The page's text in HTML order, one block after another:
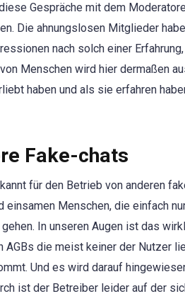
Gespräche mit dem
Die ahnungslosen Mitglieder
nach solch einer
Menschen wird hier dermaßen
haben und als sie erfahren
Fake-chats
für den Betrieb von anderen
Menschen, die einfach
In unseren Augen ist das
die meist keiner der Nutzer
Und es wird darauf
ist der Betreiber leider auf der